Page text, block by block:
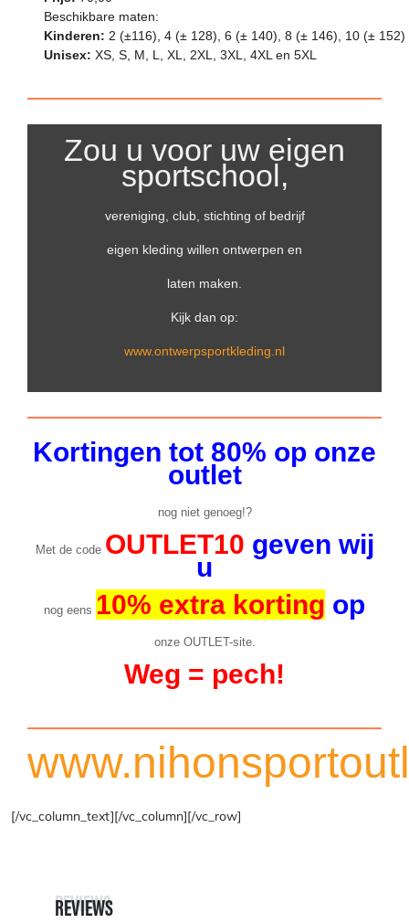
Beschikbare maten:
Kinderen: 2 (±116), 4 (± 128), 6 (± 140), 8 (± 146), 10 (±
Unisex: XS, S, M, L, XL, 2XL, 3XL, 4XL en 5XL
Zou u voor uw eigen
sportschool,
vereniging, club, stichting of bedrijf
eigen kleding willen ontwerpen en
laten maken.
Kijk dan op:
www.ontwerpsportkleding.nl
Kortingen tot 80% op onze
outlet
nog niet genoeg!?
Met de code OUTLET10 geven wij
u
nog eens 10% extra korting op
onze OUTLET-site.
Weg = pech!
[/vc_column_text][/vc_column][/vc_row]
REVIEWS
REVIEWS